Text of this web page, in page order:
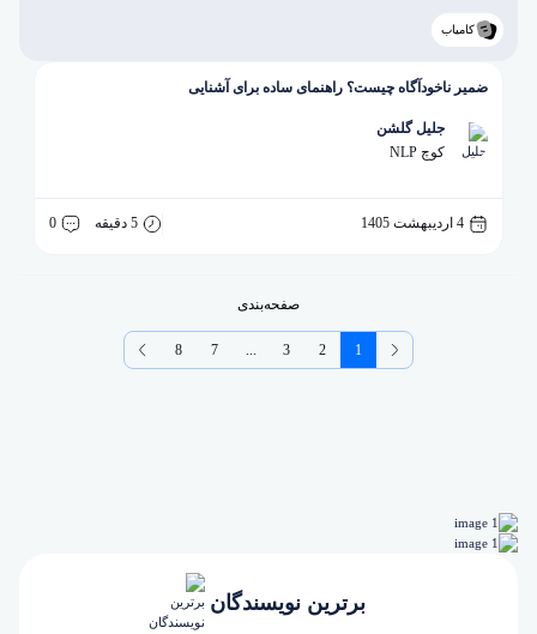
کامیاب
ضمیر ناخودآگاه چیست؟ راهنمای ساده برای آشنایی
جلیل گلشن
کوچ NLP
4 اردیبهشت 1405 5 دقیقه 0
صفحه‌بندی
1
2
3
7
8
برترین نویسندگان